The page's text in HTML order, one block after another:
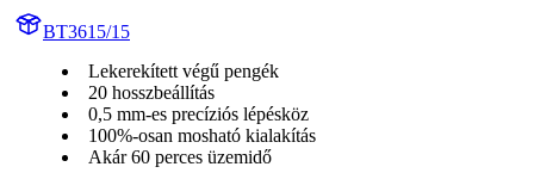
BT3615/15
Lekerekített végű pengék
20 hosszbeállítás
0,5 mm-es precíziós lépésköz
100%-osan mosható kialakítás
Akár 60 perces üzemidő